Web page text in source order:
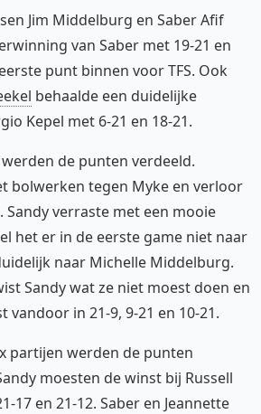
Jim Middelburg en Saber Afif
van Saber met 19-21 en
punt binnen voor TFS. Ook
behaalde een duidelijke
Kepel met 6-21 en 18-21.
de punten verdeeld.
bolwerken tegen Myke en verloor
Sandy verraste met een mooie
het er in de eerste game niet naar
naar Michelle Middelburg.
Sandy wat ze niet moest doen en
vandoor in 21-9, 9-21 en 10-21.
partijen werden de punten
moesten de winst bij Russell
17 en 21-12. Saber en Jeannette